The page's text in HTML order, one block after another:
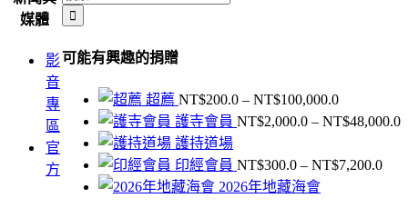
索
果：
可能有興趣的捐贈
超薦 NT$200.0 – NT$100,000.0價
格
圍：
護寺會員 NT$2,000.0 – NT$48,000.0
護持道場
印經會員 NT$300.0 – NT$7,200.0價
2026年地藏海會
媒體
影
音
專
區
官
方